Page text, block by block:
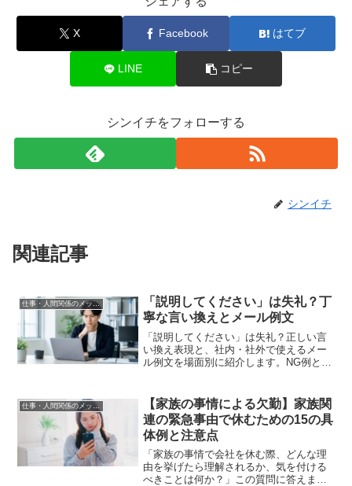
X Facebook はてブ
LINE コピー
シンイチをフォローする
シンイチ
関連記事
仕事・人間関係のメッセージ
「説明してください」は失礼？丁
寧な言い換えとメール例文
「説明してください」は失礼？正しい言
い換え表現と、社内・社外で使えるメー
ル例文を場面別に紹介します。NG例と
仕事・人間関係のメッセージ
【家族の事情による欠勤】家族関
連の緊急事由で休むための15の具
体例と注意点
「家族の事情で会社を休む際、どんな理
由を挙げたら理解されるか、気を付ける
べきことは何か？」この質問に答えま